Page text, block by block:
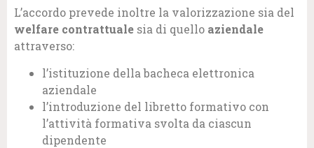
L’accordo prevede inoltre la valorizzazione sia del
welfare contrattuale sia di quello aziendale
attraverso:
l’istituzione della bacheca elettronica
aziendale
l’introduzione del libretto formativo con
l’attività formativa svolta da ciascun
dipendente